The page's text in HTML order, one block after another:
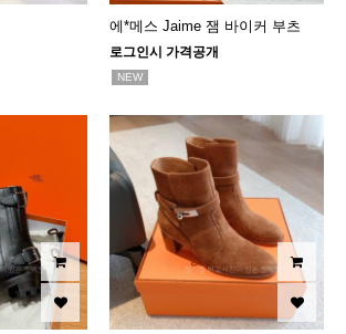
에*메스 Jaime 잼 바이커 부츠
로그인시 가격공개
NEW